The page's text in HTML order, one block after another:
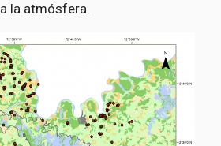
la atmósfera.